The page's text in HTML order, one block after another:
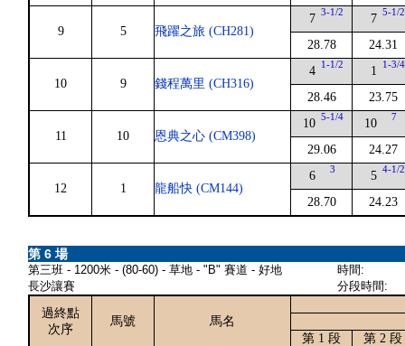
9 5 飛躍之旅 (CH281)
7 3-1/2
28.78
7 5-1/2
24.31
10 9 錢程萬里 (CH316)
4 1-1/2
28.46
1 1-3/4
23.75
11 10 恩典之心 (CM398)
10 5-1/4
29.06
10 7
24.27
12 1 龍船快 (CM144)
6 3
28.70
5 4-1/2
24.23
第 6 場
第三班 - 1200米 - (80-60) - 草地 - "B" 賽道 - 好地
長沙讓賽
時間:
分段時間:
過終點
次序
馬號
馬名
第 1 段
第 2 段